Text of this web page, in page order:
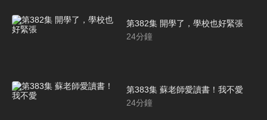
第382集 開學了，學校也好緊張
24分鐘
第383集 蘇老師愛讀書！我不愛
24分鐘